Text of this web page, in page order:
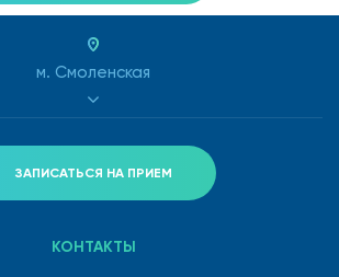
м. Смоленская
ЗАПИСАТЬСЯ НА ПРИЕМ
КОНТАКТЫ